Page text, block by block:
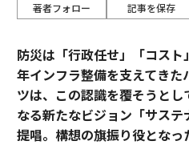
著者フォロー 記事を保存
防災は「行政任せ」「コス
年インフラ整備を支えてき
ツは、この認識を覆そうと
なる新たなビジョン「サス
提唱。構想の旗振り役とな